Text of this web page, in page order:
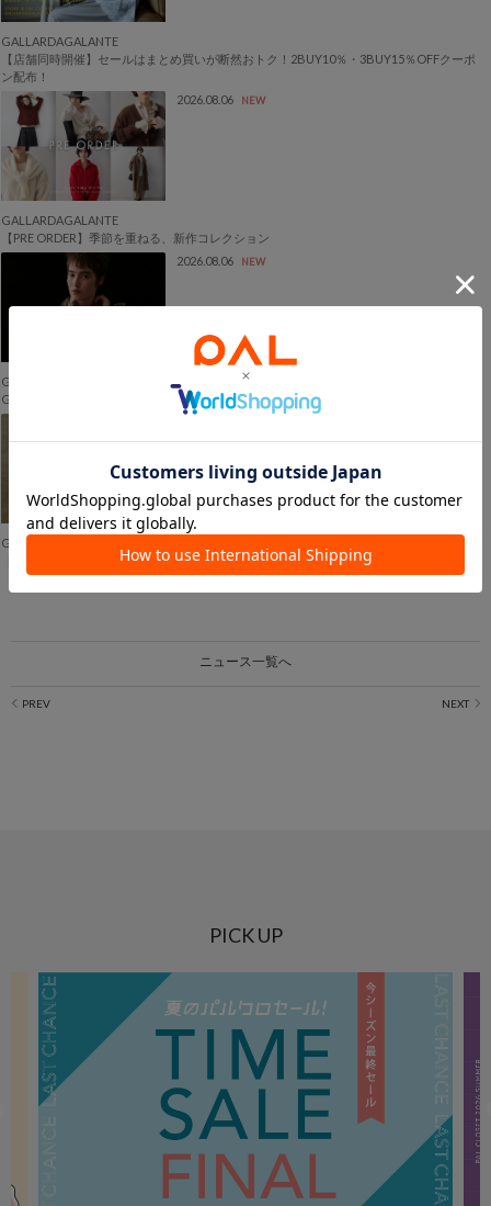
GALLARDAGALANTE
【店舗同時開催】セールはまとめ買いが断然おトク！2BUY10％・3BUY15％OFFクーポ
ン配布！
2026.08.06
NEW
GALLARDAGALANTE
【PRE ORDER】季節を重ねる、新作コレクション
2026.08.06
NEW
GALLARDAGALANTE
GALLARDAGALANTE 2026秋冬カタログ公開
GALLARDAGALANTE
【Dhritië】ご好評につき、今期も登場！エンブロイダリージャケット
ニュース一覧へ
PICK UP